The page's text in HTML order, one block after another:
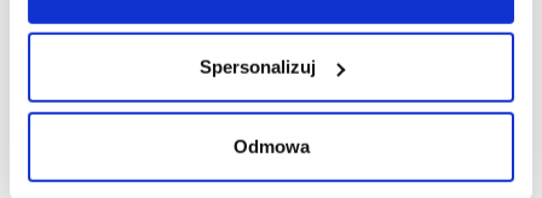
Spersonalizuj
Odmowa